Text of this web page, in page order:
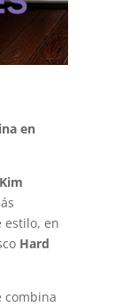
en
estilo, en
Hard
combina